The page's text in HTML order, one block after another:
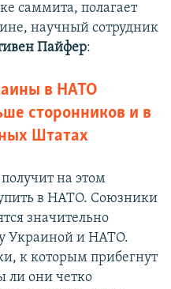
саммита, полагает
научный сотрудник
Пайфер:
в НАТО
сторонников и в
Штатах
на этом
в НАТО. Союзники
значительно
Украиной и НАТО.
к которым прибегнут
ли они четко